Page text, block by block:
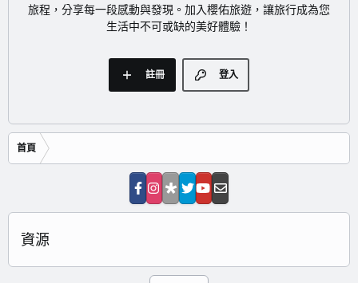
旅程，分享每一段感動與發現。加入櫻佑旅遊，讓旅行成為您
生活中不可或缺的美好體驗！
登入
註冊
首頁
資源